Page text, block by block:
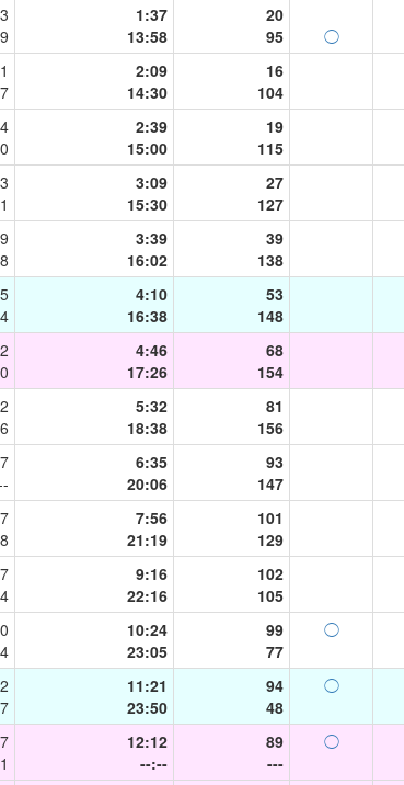
1:37
13:58
20
95
◯
2:09
14:30
16
104
2:39
15:00
19
115
3:09
15:30
27
127
3:39
16:02
39
138
4:10
16:38
53
148
4:46
17:26
68
154
5:32
18:38
81
156
6:35
20:06
93
147
7:56
21:19
101
129
9:16
22:16
102
105
10:24
23:05
99
77
◯
11:21
23:50
94
48
◯
12:12
--:--
89
---
◯